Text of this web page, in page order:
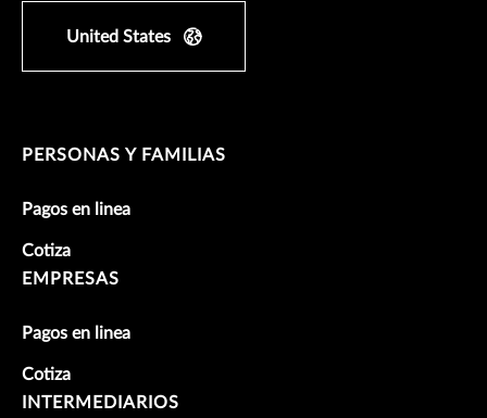
United States
PERSONAS Y FAMILIAS
Pagos en linea
Cotiza
EMPRESAS
Pagos en linea
Cotiza
INTERMEDIARIOS